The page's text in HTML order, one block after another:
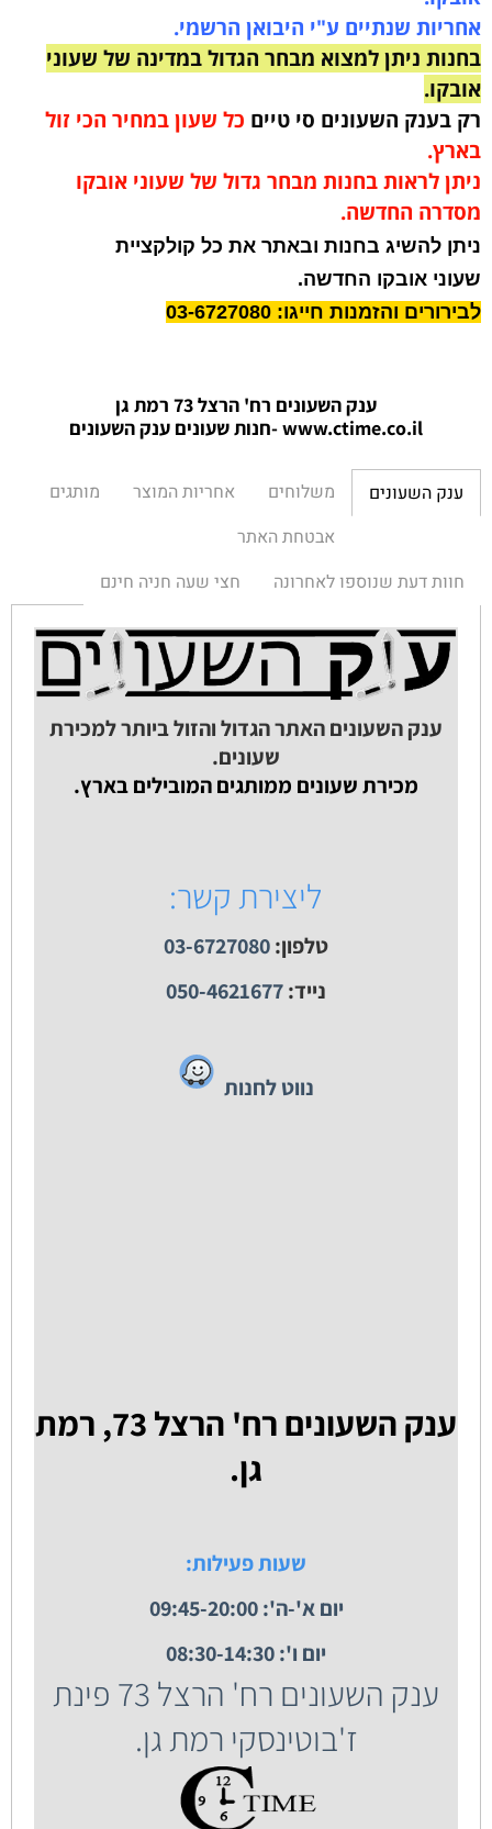
אחריות שנתיים ע"י היבואן הרשמי.
בחנות ניתן למצוא מבחר הגדול במדינה של שעוני
אובקו.
רק בענק השעונים סי טיים כל שעון במחיר הכי זול
בארץ.
ניתן לראות בחנות מבחר גדול של שעוני אובקו
מסדרה החדשה.
ניתן להשיג בחנות ובאתר את כל קולקציית
שעוני אובקו החדשה.
לבירורים והזמנות חייגו: 03-6727080
ענק השעונים רח' הרצל 73 רמת גן
www.ctime.co.il-חנות שעונים ענק השעונים
ענק השעונים משלוחים אחריות המוצר
מותגים
אבטחת האתר
חוות דעת שנוספו לאחרונה
חצי שעה חניה חינם
ענק השעונים האתר הגדול והזול ביותר למכירת
שעונים.
מכירת שעונים ממותגים המובילים בארץ.
ליצירת קשר:
טלפון:03-6727080
נייד:050-4621677
נווט לחנות
ענק השעונים רח' הרצל 73, רמת
גן.
שעות פעילות:
יום א'-ה': 09:45-20:00
יום ו': 08:30-14:30
ענק השעונים רח' הרצל 73 פינת
ז'בוטינסקי רמת גן.